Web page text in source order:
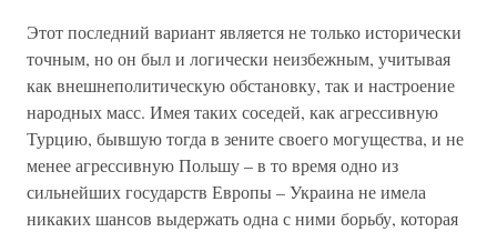
Этот последний вариант является не только исторически
точным, но он был и логически неизбежным, учитывая
как внешнеполитическую обстановку, так и настроение
народных масс. Имея таких соседей, как агрессивную
Турцию, бывшую тогда в зените своего могущества, и не
менее агрессивную Польшу – в то время одно из
сильнейших государств Европы – Украина не имела
никаких шансов выдержать одна с ними борьбу, которая